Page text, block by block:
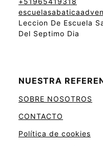
Leccion De Escuela
Del Septimo Dia
NUESTRA
SOBRE NOSOTROS
CONTACTO
Política de cookies